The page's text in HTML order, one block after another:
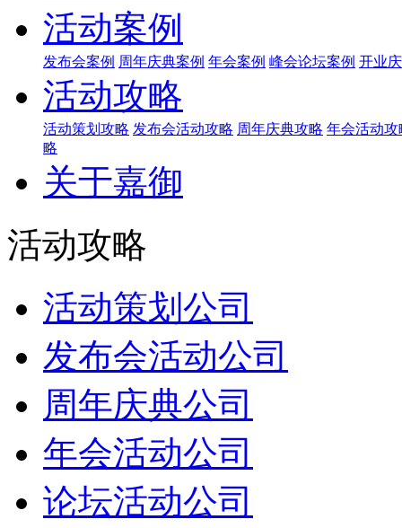
活动案例
发布会案例 周年庆典案例 年会案例 峰会论坛案例 开业
活动攻略
活动策划攻略 发布会活动攻略 周年庆典攻略 年会活动攻
略
关于嘉御
活动攻略
活动策划公司
发布会活动公司
周年庆典公司
年会活动公司
论坛活动公司